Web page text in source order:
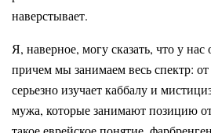
наверстывает.
Я, наверное, могу сказать, что у нас
причем мы занимаем весь спектр:
серьезно изучает каббалу и
мужа, которые занимают позицию